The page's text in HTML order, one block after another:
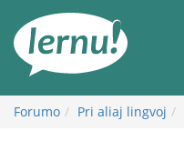
enhavo
Forumo Pri aliaj lingvoj